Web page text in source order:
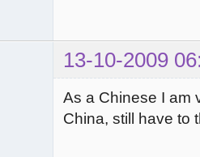
13-10-2009
As a Chinese I am
China, still have to